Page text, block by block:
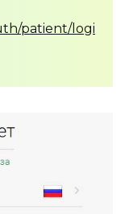
patient/logi